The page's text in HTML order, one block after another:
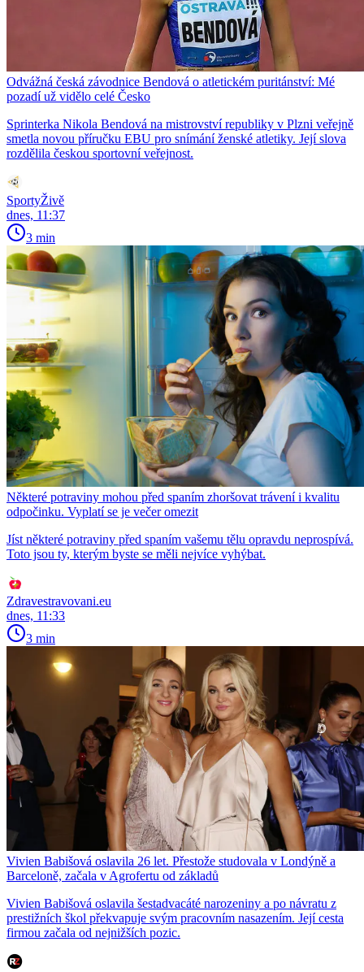
Odvážná česká závodnice Bendová o atletickém puritánství: Mé
pozadí už vidělo celé Česko
Sprinterka Nikola Bendová na mistrovství republiky v Plzni veřejně
smetla novou příručku EBU pro snímání ženské atletiky. Její slova
rozdělila českou sportovní veřejnost.
SportyŽivě
dnes, 11:37
3 min
Některé potraviny mohou před spaním zhoršovat trávení i kvalitu
odpočinku. Vyplatí se je večer omezit
Jíst některé potraviny před spaním vašemu tělu opravdu neprospívá.
Toto jsou ty, kterým byste se měli nejvíce vyhýbat.
Zdravestravovani.eu
dnes, 11:33
3 min
Vivien Babišová oslavila 26 let. Přestože studovala v Londýně a
Barceloně, začala v Agrofertu od základů
Vivien Babišová oslavila šestadvacáté narozeniny a po návratu z
prestižních škol překvapuje svým pracovním nasazením. Její cesta
firmou začala od nejnižších pozic.